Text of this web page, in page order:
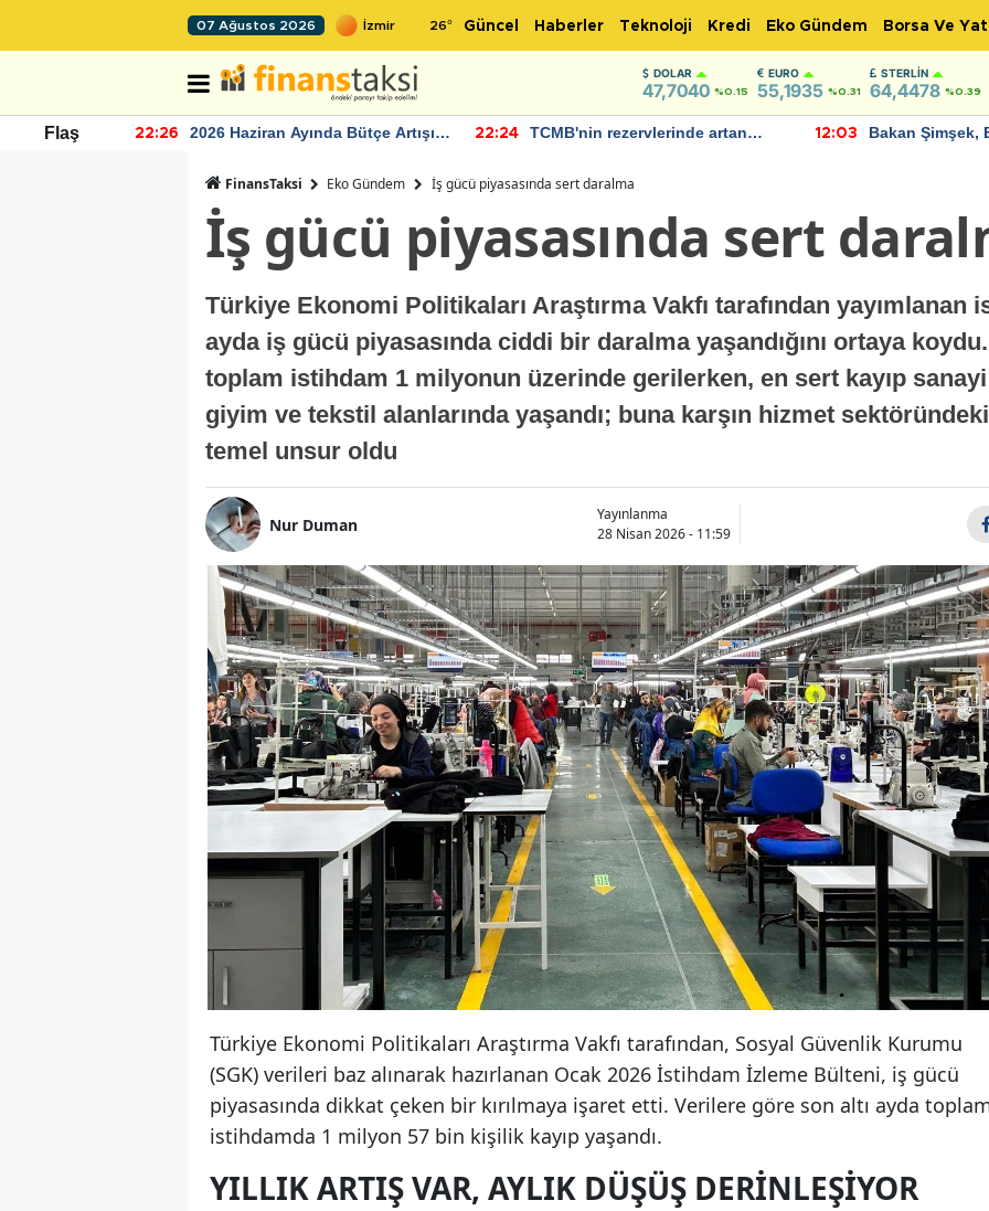
07 Ağustos 2026 26° Güncel Haberler Teknoloji Kredi Eko Gündem Borsa Ve
DOLAR
47,7040 %0.15
EURO
55,1935 %0.31
STERLIN
64,4478 %0.39
Flaş 22:26
2026 Haziran Ayında Bütçe Artışı
22:24
TCMB'nin rezervlerinde artan
12:03
Bakan Şimşek,
FinansTaksi Eko Gündem İş gücü piyasasında sert daralma
İş gücü piyasasında sert
Türkiye Ekonomi Politikaları Araştırma Vakfı tarafından yayımlanan
ayda iş gücü piyasasında ciddi bir daralma yaşandığını ortaya
toplam istihdam 1 milyonun üzerinde gerilerken, en sert kayıp
giyim ve tekstil alanlarında yaşandı; buna karşın hizmet
temel unsur oldu
Nur Duman
Yayınlanma
28 Nisan 2026 - 11:59
Türkiye Ekonomi Politikaları Araştırma Vakfı tarafından, Sosyal Güvenlik Kurumu
(SGK) verileri baz alınarak hazırlanan Ocak 2026 İstihdam İzleme Bülteni, iş gücü
piyasasında dikkat çeken bir kırılmaya işaret etti. Verilere göre son altı ayda
istihdamda 1 milyon 57 bin kişilik kayıp yaşandı.
YILLIK ARTIŞ VAR, AYLIK DÜŞÜŞ DERINLEŞIYOR